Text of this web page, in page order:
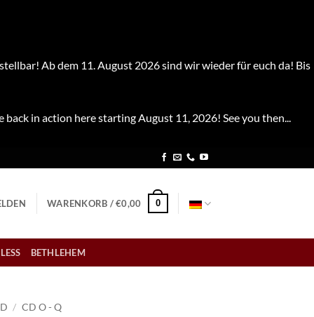
Ab dem 11. August 2026 sind wir wieder für euch da! Bis
in action here starting August 11, 2026! See you then...
WARENKORB /€0,00 0
BETHLEHEM
/ CD O - Q